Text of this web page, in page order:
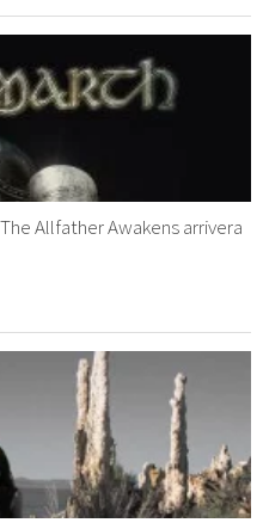
Allfather Awakens arrivera